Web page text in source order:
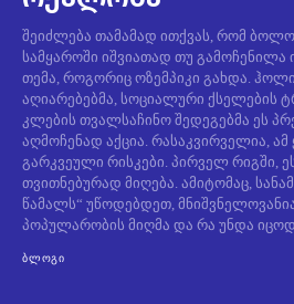
შეიძლება თამამად ითქვას, რომ
სამყაროში იშვიათად თუ გამოჩენილა
თემა, როგორიც ოზემპიკი გახდა.
აღიარებებმა, სოციალური ქსელების
კლების თვალსაჩინო შედეგებმა ეს
აღმოჩენად აქცია. რასაკვირველია,
გარკვეული რისკები. პირველ რიგში,
თვითნებურად მიღება. ამიტომაც,
წამალს“ უწოდებდეთ,
პოპულარობის მიღმა და რა უნდა
ᲑᲚᲝᲒᲘ